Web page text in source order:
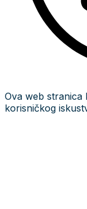
Ova web stranica
korisničkog